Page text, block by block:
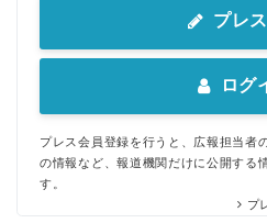
プレ
ログ
プレス会員登録を行うと、広報担当者
の情報など、報道機関だけに公開する
す。
プ